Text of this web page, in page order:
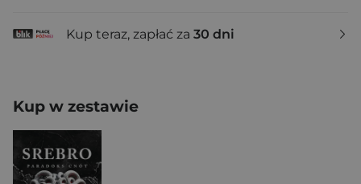
Kup teraz, zapłać za 30 dni
Kup w zestawie